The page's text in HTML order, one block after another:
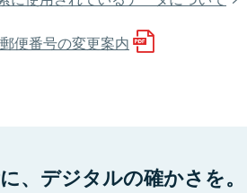
便番号の変更案内
、デジタルの確かさを。